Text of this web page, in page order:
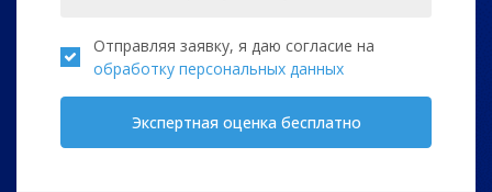
Отправляя заявку, я даю согласие на
обработку персональных данных
Экспертная оценка бесплатно